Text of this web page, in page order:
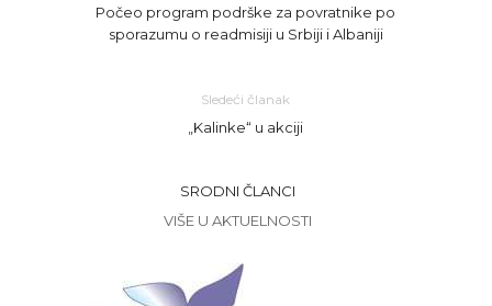
Počeo program podrške za povratnike po
sporazumu o readmisiji u Srbiji i Albaniji
Sledeći članak
„Kalinke“ u akciji
SRODNI ČLANCI
VIŠE U AKTUELNOSTI